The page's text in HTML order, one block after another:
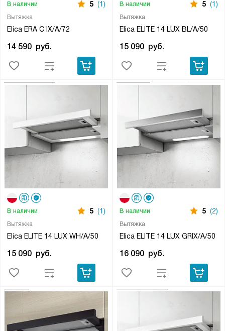
Вытяжка
Elica ERA C IX/A/72
В наличии 5 (1)
14 590 руб.
Вытяжка
Elica ELITE 14 LUX BL/A/50
В наличии 5 (1)
15 090 руб.
Вытяжка
Elica ELITE 14 LUX WH/A/50
В наличии 5 (1)
15 090 руб.
Вытяжка
Elica ELITE 14 LUX GRIX/A/50
В наличии 5 (2)
16 090 руб.